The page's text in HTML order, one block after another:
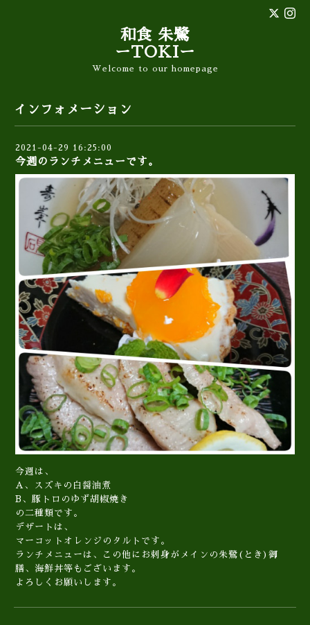
和食 朱鷺
ーTOKIー
Welcome to our homepage
インフォメーション
2021-04-29 16:25:00
今週のランチメニューです。
今週は、
A、スズキの白醤油煮
B、豚トロのゆず胡椒焼き
の二種類です。
デザートは、
マーコットオレンジのタルトです。
ランチメニューは、この他にお刺身がメインの朱鷺(とき)御
膳、海鮮丼等もございます。
よろしくお願いします。